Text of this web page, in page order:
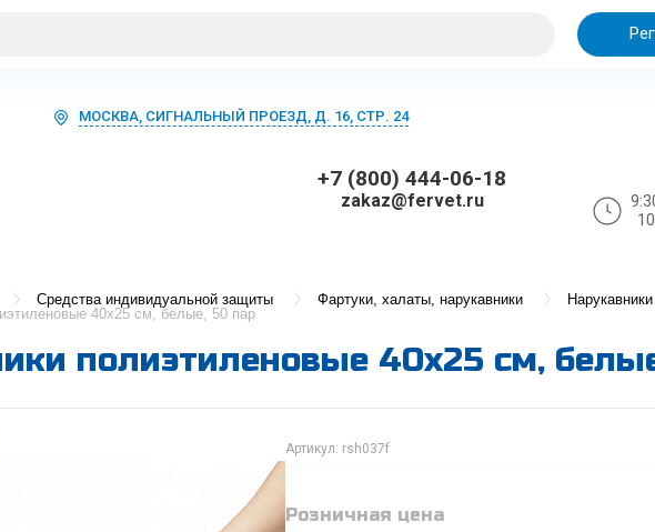
МОСКВА, СИГНАЛЬНЫЙ ПРОЕЗД, Д. 16, СТР. 24
+7 (800) 444-06-18
zakaz@fervet.ru
Средства индивидуальной защиты Фартуки, халаты, нарукавники
Нарукавники
40х25 см, белые, 50 пар
полиэтиленовые 40х25 см,
Артикул: rsh037f
Розничная цена